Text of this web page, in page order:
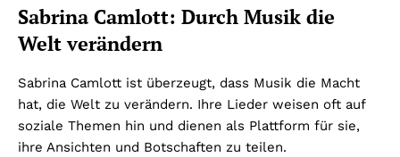
Sabrina Camlott: Durch Musik die
Welt verändern
Sabrina Camlott ist überzeugt, dass Musik die Macht
hat, die Welt zu verändern. Ihre Lieder weisen oft auf
soziale Themen hin und dienen als Plattform für sie,
ihre Ansichten und Botschaften zu teilen.